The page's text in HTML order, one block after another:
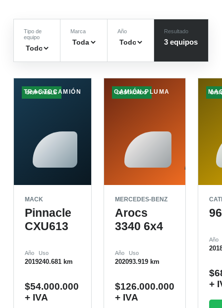
Tipo de
equipo
Marca Año Resultado
3 equipos
DISPONIBLE
TRACTOCAMIÓN
MACK
Pinnacle
CXU613
Año
2019
Uso
240.681 km
$54.000.000
+ IVA
DESTACADO
CAMIÓN PLUMA
MERCEDES-BENZ
Arocs
3340 6x4
Año
2020
Uso
93.919 km
$126.000.000
+ IVA
Año
$
+